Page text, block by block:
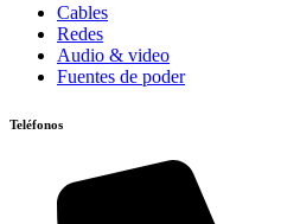
Cables
Redes
Audio & video
Fuentes de poder
Teléfonos